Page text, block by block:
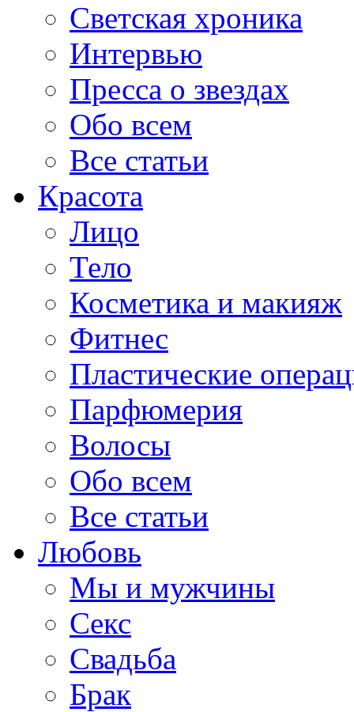
Светская хроника
Интервью
Пресса о звездах
Обо всем
Все статьи
Красота
Лицо
Тело
Косметика и макияж
Фитнес
Пластические
Парфюмерия
Волосы
Обо всем
Все статьи
Любовь
Мы и мужчины
Секс
Свадьба
Брак